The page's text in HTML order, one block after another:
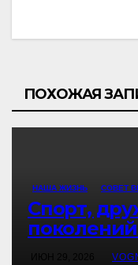
ПОХОЖАЯ
НАША ЖИЗНЬ СОВЕТ
Спорт,